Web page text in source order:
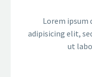
Lorem
adipisicing elit,
ut